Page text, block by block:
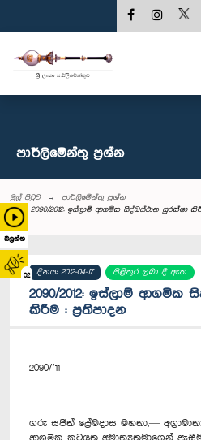
බලන්න
02
පාර්ලි‌මේන්තු‌ ප්‍රශ්න
මුල් පිටුව
පාර්ලි‌මේන්තු‌ ප්‍රශ්න
2090/2012: ඉස්ලාම් ආගමික සිද්ධස්ථාන සුරක්ෂා
දිනය: 2012-04-17 පිළිතුර ලබා දී ඇත
2090/2012: ඉස්ලාම් ආගමික
කිරීම : ප්‍රතිපාදන
2090/’11
ගරු සජිත් ප්‍රේමදාස මහතා,—
ආගමික කටයුතු අමාත්‍යතුමාගෙන්